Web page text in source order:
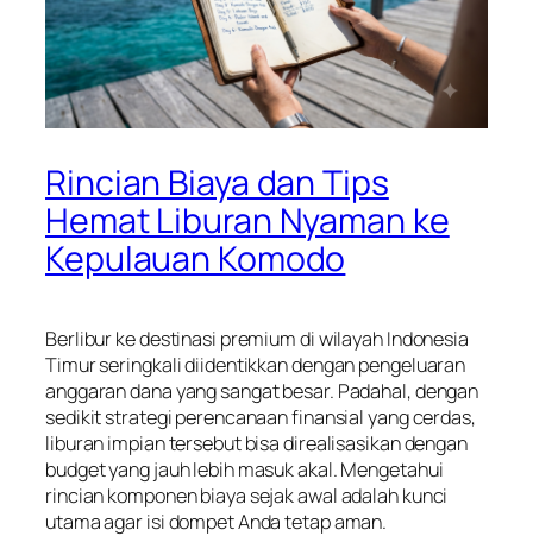
Rincian Biaya dan Tips
Hemat Liburan Nyaman ke
Kepulauan Komodo
Berlibur ke destinasi premium di wilayah Indonesia
Timur seringkali diidentikkan dengan pengeluaran
anggaran dana yang sangat besar. Padahal, dengan
sedikit strategi perencanaan finansial yang cerdas,
liburan impian tersebut bisa direalisasikan dengan
budget yang jauh lebih masuk akal. Mengetahui
rincian komponen biaya sejak awal adalah kunci
utama agar isi dompet Anda tetap aman.